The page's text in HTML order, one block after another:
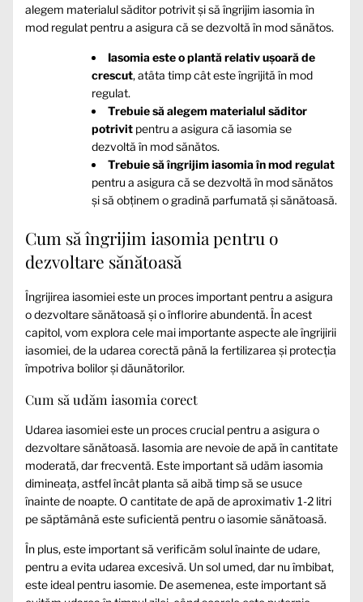
alegem materialul săditor potrivit și să îngrijim iasomia în
mod regulat pentru a asigura că se dezvoltă în mod sănătos.
Iasomia este o plantă relativ ușoară de
crescut, atâta timp cât este îngrijită în mod
regulat.
Trebuie să alegem materialul săditor
potrivit pentru a asigura că iasomia se
dezvoltă în mod sănătos.
Trebuie să îngrijim iasomia în mod regulat
pentru a asigura că se dezvoltă în mod sănătos
și să obținem o gradină parfumată și sănătoasă.
Cum să îngrijim iasomia pentru o
dezvoltare sănătoasă
Îngrijirea iasomiei este un proces important pentru a asigura
o dezvoltare sănătoasă și o înflorire abundentă. În acest
capitol, vom explora cele mai importante aspecte ale îngrijirii
iasomiei, de la udarea corectă până la fertilizarea și protecția
împotriva bolilor și dăunătorilor.
Cum să udăm iasomia corect
Udarea iasomiei este un proces crucial pentru a asigura o
dezvoltare sănătoasă. Iasomia are nevoie de apă în cantitate
moderată, dar frecventă. Este important să udăm iasomia
dimineața, astfel încât planta să aibă timp să se usuce
înainte de noapte. O cantitate de apă de aproximativ 1-2 litri
pe săptămână este suficientă pentru o iasomie sănătoasă.
În plus, este important să verificăm solul înainte de udare,
pentru a evita udarea excesivă. Un sol umed, dar nu îmbibat,
este ideal pentru iasomie. De asemenea, este important să